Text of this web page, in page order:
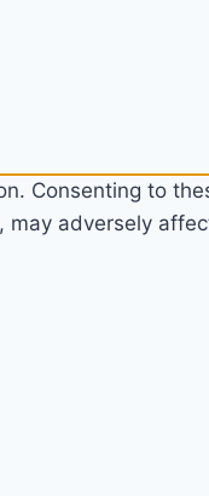
Consenting to
adversely